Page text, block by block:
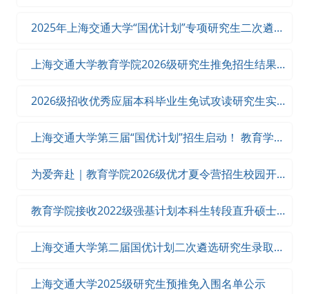
2025年上海交通大学“国优计划”专项研究生二次遴选
上海交通大学教育学院2026级研究生推免招生结果公
2026级招收优秀应届本科毕业生免试攻读研究生实施
上海交通大学第三届“国优计划”招生启动！ 教育学院
为爱奔赴｜教育学院2026级优才夏令营招生校园开放
教育学院接收2022级强基计划本科生转段直升硕士研
上海交通大学第二届国优计划二次遴选研究生录取名
上海交通大学2025级研究生预推免入围名单公示